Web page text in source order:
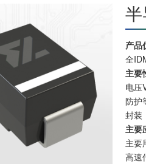
产品
全
主要
电
防护
封装
主要
主要
高速